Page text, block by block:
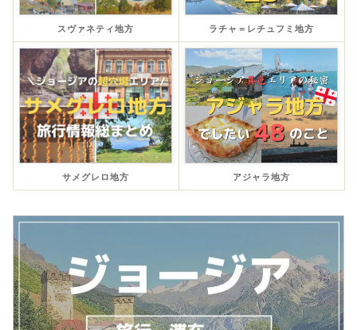
スヴァネティ地方 ラチャ＝レチュフミ地方
サメグレロ地方 アジャラ地方